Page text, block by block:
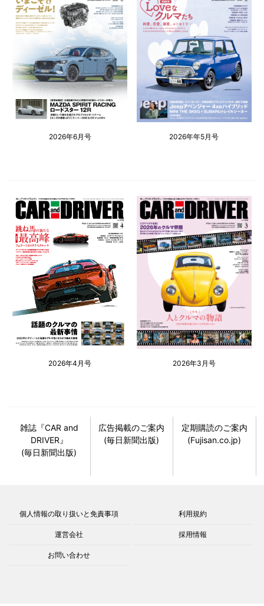
2026年6月号 2026年年5月号
2026年4月号 2026年3月号
雑誌『CAR and
DRIVER』
(毎日新聞出版)
広告掲載のご案内
(毎日新聞出版)
定期購読のご案内
(Fujisan.co.jp)
個人情報の取り扱いと免責事項 利用規約
運営会社 採用情報
お問い合わせ